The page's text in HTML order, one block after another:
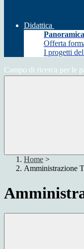
Didattica
Panoramica
Offerta
I progetti
Campo di ricerca per le
Home >
Amministrazione